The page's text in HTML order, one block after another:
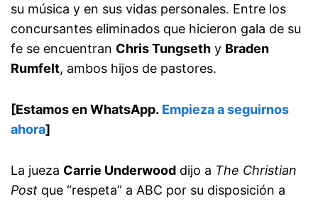
su música y en sus vidas personales. Entre los
concursantes eliminados que hicieron gala de su
fe se encuentran Chris Tungseth y Braden
Rumfelt, ambos hijos de pastores.
[Estamos en WhatsApp. Empieza a seguirnos
ahora]
La jueza Carrie Underwood dijo a The Christian
Post que “respeta” a ABC por su disposición a